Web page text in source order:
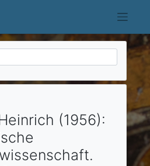
(1956):